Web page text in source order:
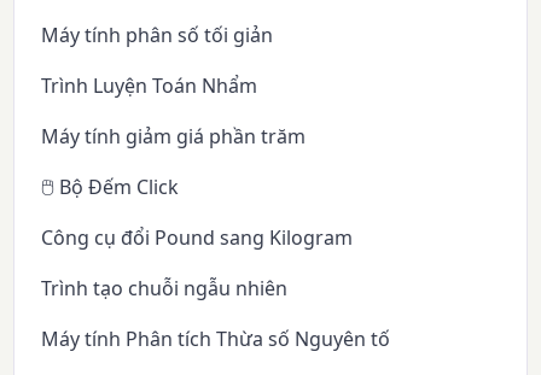
Máy tính phân số tối giản
Trình Luyện Toán Nhẩm
Máy tính giảm giá phần trăm
🖱️ Bộ Đếm Click
Công cụ đổi Pound sang Kilogram
Trình tạo chuỗi ngẫu nhiên
Máy tính Phân tích Thừa số Nguyên tố